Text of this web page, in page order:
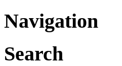
Navigation
Search